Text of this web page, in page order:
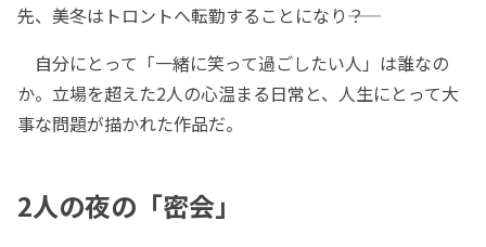
先、美冬はトロントへ転勤することになり――？
自分にとって「一緒に笑って過ごしたい人」は誰なの
か。立場を超えた2人の心温まる日常と、人生にとって大
事な問題が描かれた作品だ。
2人の夜の「密会」